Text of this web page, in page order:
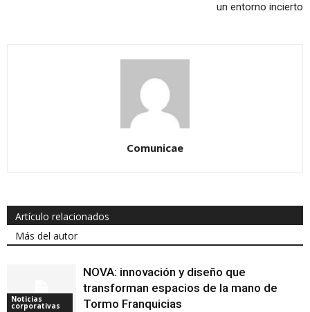
un entorno incierto
Comunicae
Artículo relacionados
Más del autor
Noticias
corporativas
NOVA: innovación y diseño que
transforman espacios de la mano de
Tormo Franquicias